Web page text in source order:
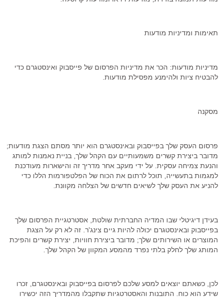
תאימות ומדיניות מודעות
מדיניות מודעות: הכר את מדיניות הפרסום של פייסבוק ואינסטגרם כדי
להבטיח ציות ולהימנע מפסילת מודעות.
מסקנה
פרסום העסק שלך בפייסבוק ובאינסטגרם הוא יותר מסתם הצגת מודעות;
מדובר ביצירת קשרים משמעותיים עם הקהל שלך, בניית נאמנות למותג
והנעת צמיחה עסקית. על ידי מעקב אחר מדריך זה והישארות מעודכנת
למגמות בתעשייה, תוכל לרתום את הכוח של הפלטפורמות הללו כדי
להניע את העסק שלך לשיאים חדשים של הצלחה מקוונת.
בעידן דיגיטלי שבו המדיה החברתית שולטת, אסטרטגיית הפרסום שלך
בפייסבוק ובאינסטגרם יכולה להיות גיים צינג'ר. זה לא רק על הצגת
המוצרים או השירותים שלך; מדובר ביצירת חוויות, יצירת קשרים והפיכת
המותג שלך לחלק בלתי נפרד מהמסע המקוון של הקהל שלך.
לכן, כשאתם יוצאים למסע שלכם לפרסום בפייסבוק ובאינסטגרם, זכרו
שידע הוא כוח. התובנות והאסטרטגיות שתקבלו מהמדריך הזה יכשירו